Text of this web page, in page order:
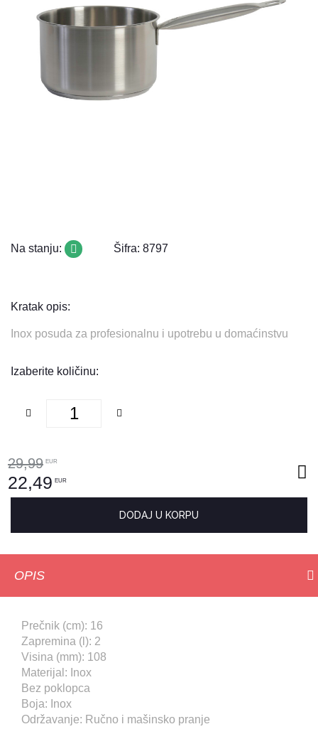
Na stanju: Šifra: 8797
Kratak opis:
Inox posuda za profesionalnu i upotrebu u domaćinstvu
Izaberite količinu:
29,99 EUR
22,49 EUR
DODAJ U KORPU
OPIS
Prečnik (cm): 16
Zapremina (l): 2
Visina (mm): 108
Materijal: Inox
Bez poklopca
Boja: Inox
Održavanje: Ručno i mašinsko pranje